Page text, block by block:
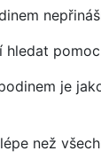
hledat
je
než